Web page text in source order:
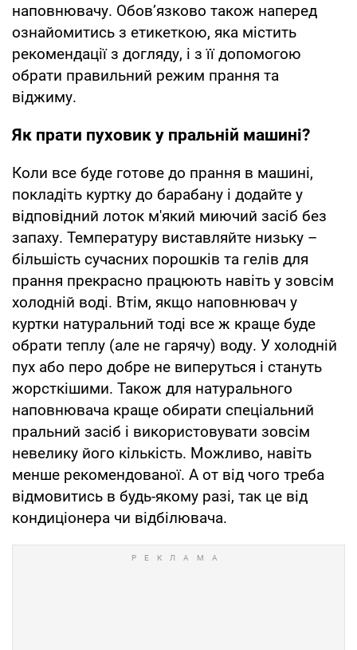
наповнювачу. Обов’язково також наперед
ознайомитись з етикеткою, яка містить
рекомендації з догляду, і з її допомогою
обрати правильний режим прання та
віджиму.
Як прати пуховик у пральній машині?
Коли все буде готове до прання в машині,
покладіть куртку до барабану і додайте у
відповідний лоток м'який миючий засіб без
запаху. Температуру виставляйте низьку –
більшість сучасних порошків та гелів для
прання прекрасно працюють навіть у зовсім
холодній воді. Втім, якщо наповнювач у
куртки натуральний тоді все ж краще буде
обрати теплу (але не гарячу) воду. У холодній
пух або перо добре не виперуться і стануть
жорсткішими. Також для натурального
наповнювача краще обирати спеціальний
пральний засіб і використовувати зовсім
невелику його кількість. Можливо, навіть
менше рекомендованої. А от від чого треба
відмовитись в будь-якому разі, так це від
кондиціонера чи відбілювача.